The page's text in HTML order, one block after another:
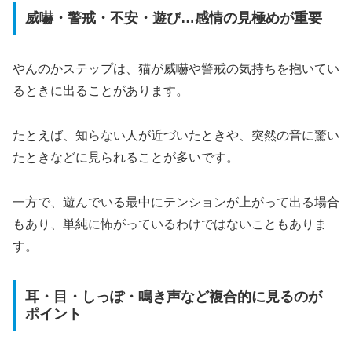
威嚇・警戒・不安・遊び…感情の見極めが重要
やんのかステップは、猫が威嚇や警戒の気持ちを抱いてい
るときに出ることがあります。
たとえば、知らない人が近づいたときや、突然の音に驚い
たときなどに見られることが多いです。
一方で、遊んでいる最中にテンションが上がって出る場合
もあり、単純に怖がっているわけではないこともありま
す。
耳・目・しっぽ・鳴き声など複合的に見るのが
ポイント